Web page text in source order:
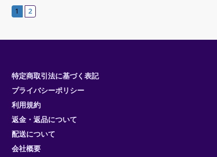
1 2
特定商取引法に基づく表記
プライバシーポリシー
利用規約
返金・返品について
配送について
会社概要